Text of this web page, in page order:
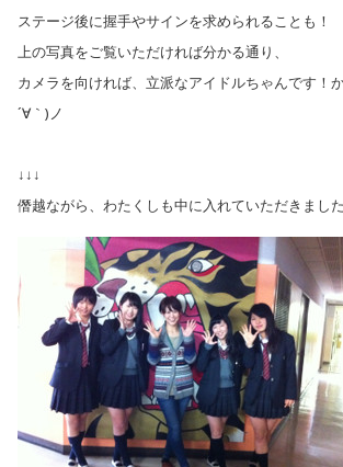
ステージ後に握手やサインを求められることも！
上の写真をご覧いただければ分かる通り、
カメラを向ければ、立派なアイドルちゃんです！
´∀｀)ノ
↓↓↓
僭越ながら、わたくしも中に入れていただきまし